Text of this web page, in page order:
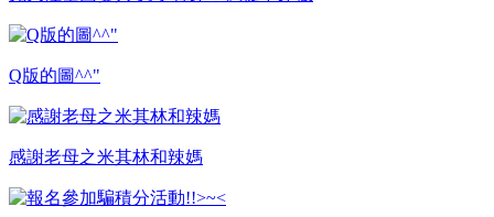
Q版的圖^^"
感謝老母之米其林和辣媽